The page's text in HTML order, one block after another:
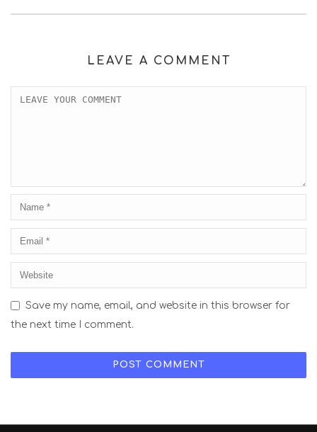
LEAVE A COMMENT
Save my name, email, and website in this browser for
the next time I comment.